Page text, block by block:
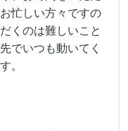
忙しい方々ですの
くのは難しいこと
でいつも動いてく
。